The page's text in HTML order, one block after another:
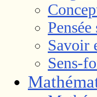
Savoir
Sens-